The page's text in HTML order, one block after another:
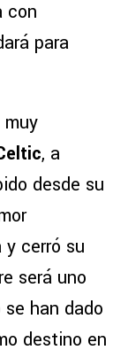
con
para
, a
desde su
cerró su
será uno
han dado
destino en